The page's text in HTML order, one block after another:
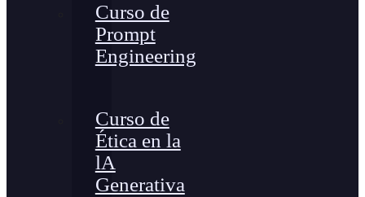
Curso de
Prompt
Engineering
Curso de
Ética en la
lA
Generativa